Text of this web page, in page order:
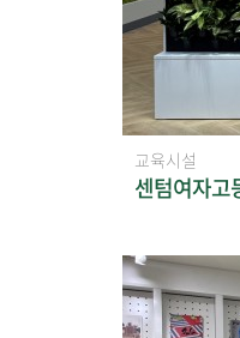
교육시설
센텀여자고